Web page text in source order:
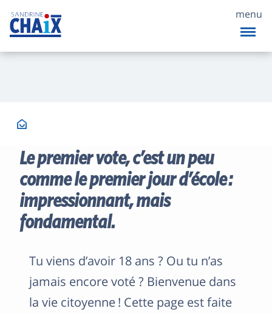
menu
Le premier vote, c’est un peu
comme le premier jour d’école :
impressionnant, mais
fondamental.
Tu viens d’avoir 18 ans ? Ou tu n’as
jamais encore voté ? Bienvenue dans
la vie citoyenne ! Cette page est faite